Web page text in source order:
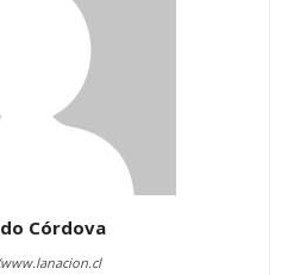
Córdova